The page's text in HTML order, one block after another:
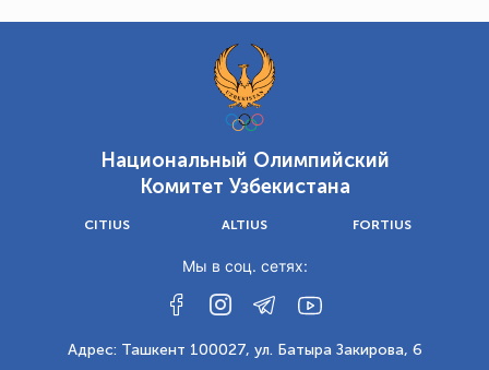
Национальный Олимпийский
Комитет Узбекистана
CITIUS ALTIUS FORTIUS
Мы в соц. сетях:
Адрес: Ташкент 100027, ул. Батыра Закирова, 6